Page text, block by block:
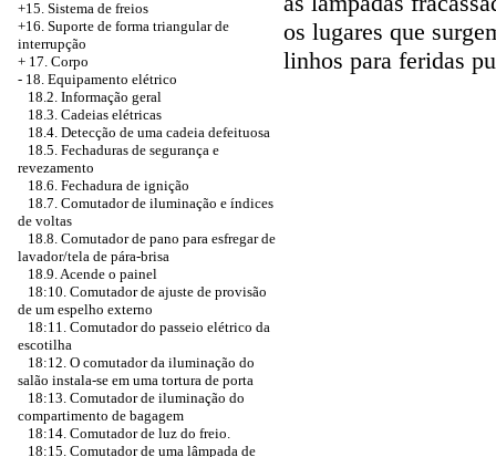
+15. Sistema de freios
+16. Suporte de forma triangular de
interrupção
+ 17. Corpo
- 18. Equipamento elétrico
18.2. Informação geral
18.3. Cadeias elétricas
18.4. Detecção de uma cadeia defeituosa
18.5. Fechaduras de segurança e
revezamento
18.6. Fechadura de ignição
18.7. Comutador de iluminação e índices
de voltas
18.8. Comutador de pano para esfregar de
lavador/tela de pára-brisa
18.9. Acende o painel
18:10. Comutador de ajuste de provisão
de um espelho externo
18:11. Comutador do passeio elétrico da
escotilha
18:12. O comutador da iluminação do
salão instala-se em uma tortura de porta
18:13. Comutador de iluminação do
compartimento de bagagem
18:14. Comutador de luz do freio.
18:15. Comutador de uma lâmpada de
os lugares que
linhos para feridas